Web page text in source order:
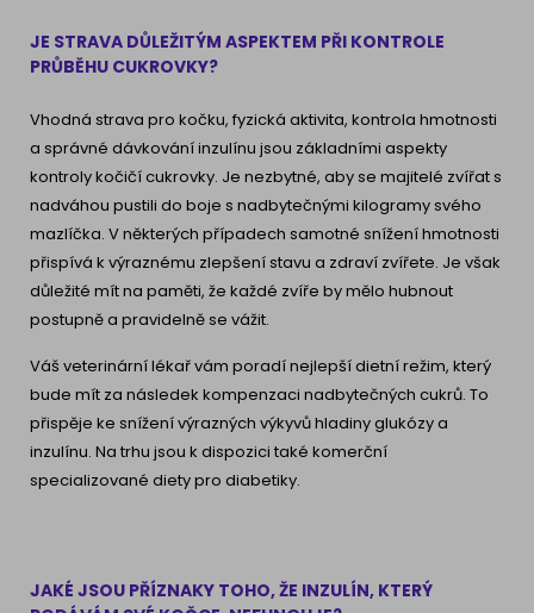
JE STRAVA DŮLEŽITÝM ASPEKTEM PŘI KONTROLE
PRŮBĚHU CUKROVKY?
Vhodná strava pro kočku, fyzická aktivita, kontrola hmotnosti
a správné dávkování inzulínu jsou základními aspekty
kontroly kočičí cukrovky. Je nezbytné, aby se majitelé zvířat s
nadváhou pustili do boje s nadbytečnými kilogramy svého
mazlíčka. V některých případech samotné snížení hmotnosti
přispívá k výraznému zlepšení stavu a zdraví zvířete. Je však
důležité mít na paměti, že každé zvíře by mělo hubnout
postupně a pravidelně se vážit.
Váš veterinární lékař vám poradí nejlepší dietní režim, který
bude mít za následek kompenzaci nadbytečných cukrů. To
přispěje ke snížení výrazných výkyvů hladiny glukózy a
inzulínu. Na trhu jsou k dispozici také komerční
specializované diety pro diabetiky.
JAKÉ JSOU PŘÍZNAKY TOHO, ŽE INZULÍN, KTERÝ